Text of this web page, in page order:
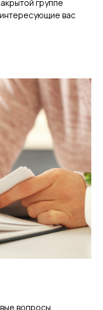
группе
вас
вопросы,